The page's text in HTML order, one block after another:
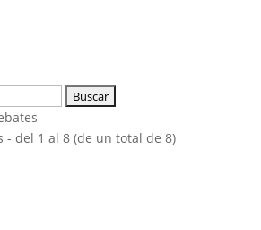
- del 1 al 8 (de un total de 8)